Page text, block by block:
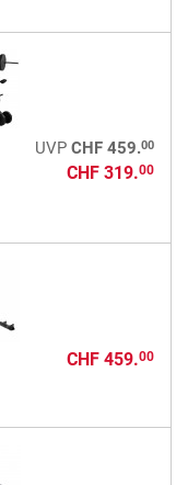
UVP CHF 459.00
CHF 319.00
CHF 459.00